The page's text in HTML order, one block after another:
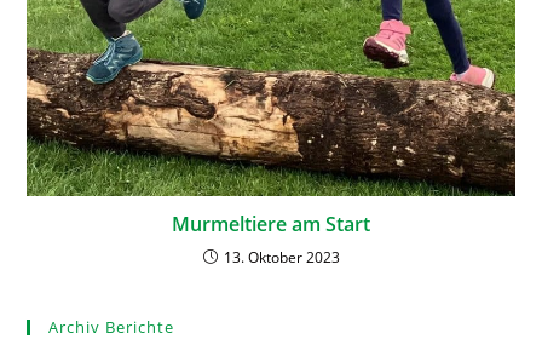
Murmeltiere am Start
13. Oktober 2023
Archiv Berichte